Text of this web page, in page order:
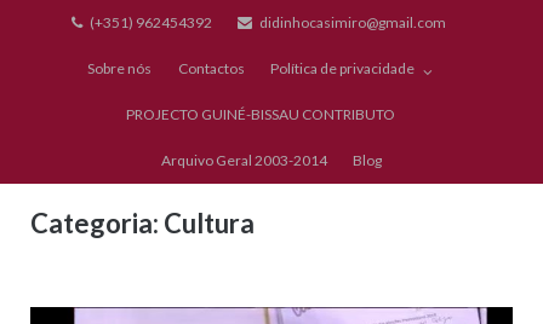
(+351) 962454392 didinhocasimiro@gmail.com
Sobre nós Contactos Política de privacidade
PROJECTO GUINÉ-BISSAU CONTRIBUTO
Arquivo Geral 2003-2014 Blog
Categoria: Cultura